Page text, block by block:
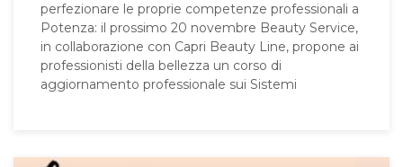
perfezionare le proprie competenze professionali a
Potenza: il prossimo 20 novembre Beauty Service,
in collaborazione con Capri Beauty Line, propone ai
professionisti della bellezza un corso di
aggiornamento professionale sui Sistemi